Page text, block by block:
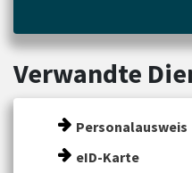
Verwandte
Personalausweis
eID-Karte